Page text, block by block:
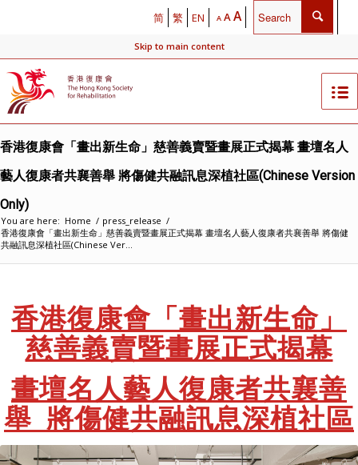
简 繁 EN A AA
Skip to main content
香港復康會「畫出新生命」慈善義賣暨畫展正式揭幕 畫壇名人
藝人復康者共襄善舉 將傷健共融訊息深植社區(Chinese Version
Only)
You are here: Home / press_release /
香港復康會「畫出新生命」慈善義賣暨畫展正式揭幕 畫壇名人藝人復康者共襄善舉 將傷健
共融訊息深植社區(Chinese Ver...
香港復康會「畫出新生命」
慈善義賣暨畫展正式揭幕
畫壇名人藝人復康者共襄善
舉 將傷健共融訊息深植社區